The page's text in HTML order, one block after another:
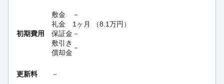
初期費用
敷金
－
礼金
1ヶ月 （8.1万円 ）
保証金 －
敷引き
償却金
－
更新料 －